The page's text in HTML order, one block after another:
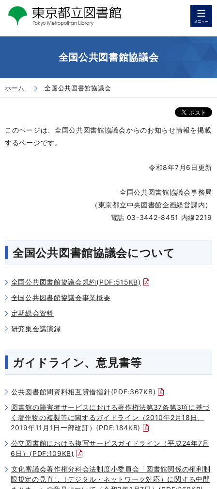
全国公共図書館協議会
ホーム 全国公共図書館協議会
このページは、全国公共図書館協議会からのお知らせ情報を掲載
するページです。
令和8年7月6日更新
全国公共図書館協議会事務局
（東京都立中央図書館企画経営課内）
電話 03-3442-8451 内線2219
全国公共図書館協議会について
全国公共図書館協議会規約(PDF:515KB)
全国公共図書館協議会事業概要
定期総会資料
研究集会講演録
ガイドライン、意見書等
公共図書館間資料相互貸借指針(PDF:367KB)
図書館の障害者サービスにおける著作権法第37条第3項に基づ
く著作物の複製等に関するガイドライン（2010年2月18日、
2019年11月1日一部改訂）(PDF:184KB)
公立図書館における複写サービスガイドライン（平成24年7月
6日）(PDF:109KB)
文化審議会著作権分科会法制度小委員会「図書館関係の権利制
限規定の見直し（デジタル・ネットワーク対応）に関する中間